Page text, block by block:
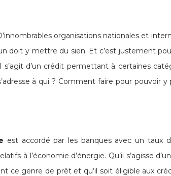
organisations nationales et
doit y mettre du sien. Et c’est justement
s’agit d’un crédit permettant à certaines
à qui ? Comment faire pour pouvoir
est accordé par les banques avec un taux
à l’économie d’énergie. Qu’il s’agisse
ce genre de prêt et qu’il soit éligible aux